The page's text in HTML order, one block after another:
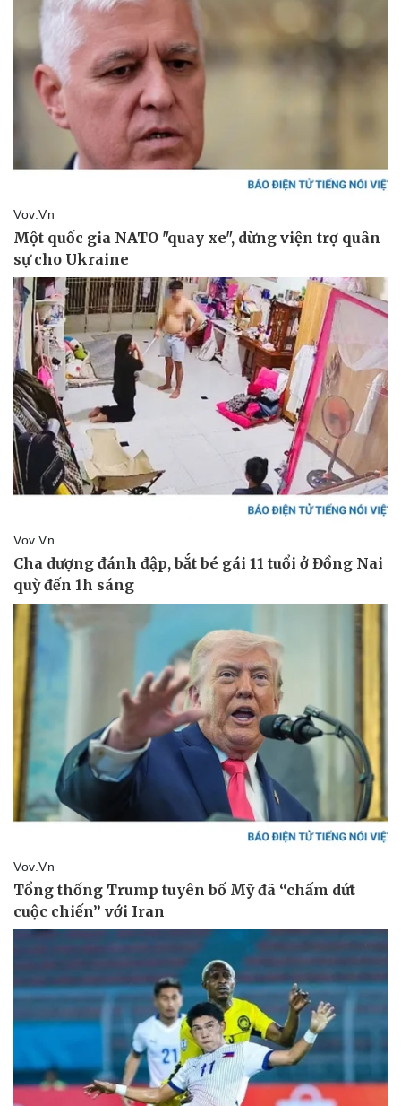
Pháp luật
Vụ án
Tin nóng
Quân sự - Quốc phòng
Vũ khí
Việt Nam
Phân tích